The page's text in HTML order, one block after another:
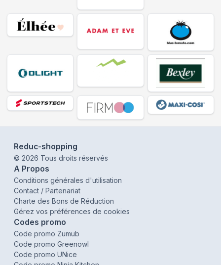
Reduc-shopping
© 2026 Tous droits réservés
A Propos
Conditions générales d'utilisation
Contact / Partenariat
Charte des Bons de Réduction
Gérez vos préférences de cookies
Codes promo
Code promo Zumub
Code promo Greenowl
Code promo UNice